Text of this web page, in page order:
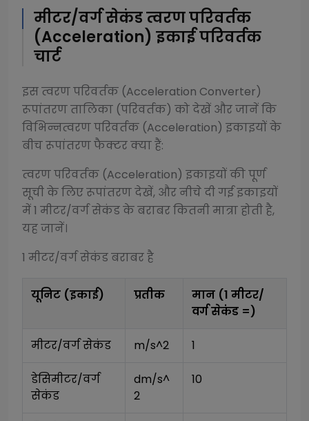
मीटर/वर्ग सेकंडत्वरण परिवर्तक
(Acceleration) इकाई परिवर्तक
चार्ट
इसत्वरण परिवर्तक (Acceleration Converter)
रूपांतरण तालिका (परिवर्तक) को देखें और जानें कि
विभिन्नत्वरण परिवर्तक (Acceleration) इकाइयों के
बीच रूपांतरण फैक्टर क्या हैं:
त्वरण परिवर्तक (Acceleration) इकाइयों की पूर्ण
सूची के लिए रूपांतरण देखें, और नीचे दी गई इकाइयों
में 1 मीटर/वर्ग सेकंडके बराबर कितनी मात्रा होती है,
यह जानें।
1 मीटर/वर्ग सेकंडबराबर है
यूनिट (इकाई) प्रतीक मान (1 मीटर/
वर्ग सेकंड =)
मीटर/वर्ग सेकंड m/s^2 1
डेसिमीटर/वर्ग
सेकंड
dm/s^
2
10